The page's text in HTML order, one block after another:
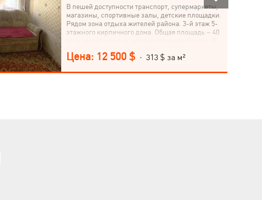
В пешей доступности транспорт, супермаркеты,
магазины, спортивные залы, детские площадки.
Рядом зона отдыха жителей района. 3-й этаж 5-
этажного кирпичного дома. Общая площадь – 40
квартире жилое состояние – обои, выровненные
потолки, установлена бронированная дверь,
дивана, стенка, бойлер, стиральная машина,
Цена: 12 500 $ · 313 $ за м²